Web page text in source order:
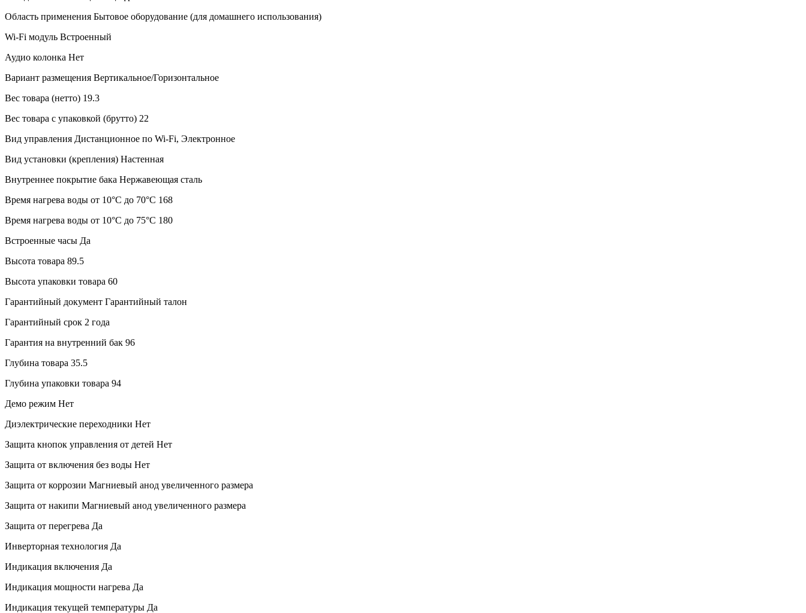
Область применения Бытовое оборудование (для домашнего использования)
Wi-Fi модуль Встроенный
Аудио колонка Нет
Вариант размещения Вертикальное/Горизонтальное
Вес товара (нетто) 19.3
Вес товара с упаковкой (брутто) 22
Вид управления Дистанционное по Wi-Fi, Электронное
Вид установки (крепления) Настенная
Внутреннее покрытие бака Нержавеющая сталь
Время нагрева воды от 10°С до 70°С 168
Время нагрева воды от 10°С до 75°С 180
Встроенные часы Да
Высота товара 89.5
Высота упаковки товара 60
Гарантийный документ Гарантийный талон
Гарантийный срок 2 года
Гарантия на внутренний бак 96
Глубина товара 35.5
Глубина упаковки товара 94
Демо режим Нет
Диэлектрические переходники Нет
Защита кнопок управления от детей Нет
Защита от включения без воды Нет
Защита от коррозии Магниевый анод увеличенного размера
Защита от накипи Магниевый анод увеличенного размера
Защита от перегрева Да
Инверторная технология Да
Индикация включения Да
Индикация мощности нагрева Да
Индикация текущей температуры Да